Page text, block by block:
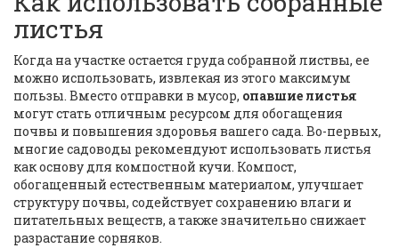
листья
Когда на участке остается груда собранной листвы, ее
можно использовать, извлекая из этого максимум
пользы. Вместо отправки в мусор, опавшие листья
могут стать отличным ресурсом для обогащения
почвы и повышения здоровья вашего сада. Во-первых,
многие садоводы рекомендуют использовать листья
как основу для компостной кучи. Компост,
обогащенный естественным материалом, улучшает
структуру почвы, содействует сохранению влаги и
питательных веществ, а также значительно снижает
разрастание сорняков.